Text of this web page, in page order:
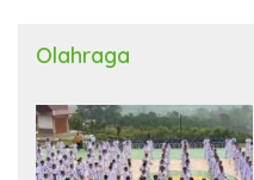
Olahraga